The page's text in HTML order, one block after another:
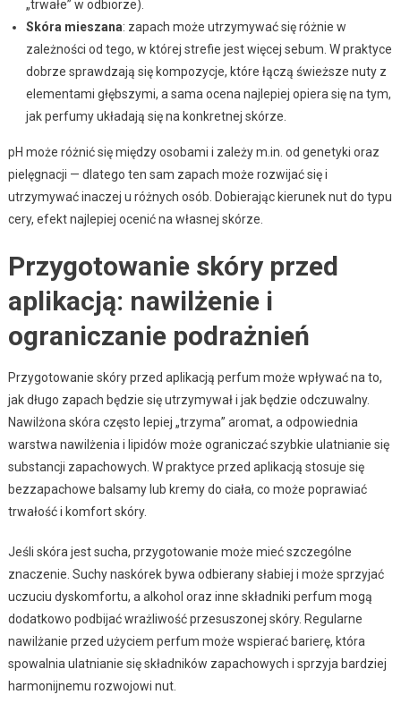
„trwałe” w odbiorze).
Skóra mieszana: zapach może utrzymywać się różnie w
zależności od tego, w której strefie jest więcej sebum. W praktyce
dobrze sprawdzają się kompozycje, które łączą świeższe nuty z
elementami głębszymi, a sama ocena najlepiej opiera się na tym,
jak perfumy układają się na konkretnej skórze.
pH może różnić się między osobami i zależy m.in. od genetyki oraz
pielęgnacji — dlatego ten sam zapach może rozwijać się i
utrzymywać inaczej u różnych osób. Dobierając kierunek nut do typu
cery, efekt najlepiej ocenić na własnej skórze.
Przygotowanie skóry przed
aplikacją: nawilżenie i
ograniczanie podrażnień
Przygotowanie skóry przed aplikacją perfum może wpływać na to,
jak długo zapach będzie się utrzymywał i jak będzie odczuwalny.
Nawilżona skóra często lepiej „trzyma” aromat, a odpowiednia
warstwa nawilżenia i lipidów może ograniczać szybkie ulatnianie się
substancji zapachowych. W praktyce przed aplikacją stosuje się
bezzapachowe balsamy lub kremy do ciała, co może poprawiać
trwałość i komfort skóry.
Jeśli skóra jest sucha, przygotowanie może mieć szczególne
znaczenie. Suchy naskórek bywa odbierany słabiej i może sprzyjać
uczuciu dyskomfortu, a alkohol oraz inne składniki perfum mogą
dodatkowo podbijać wrażliwość przesuszonej skóry. Regularne
nawilżanie przed użyciem perfum może wspierać barierę, która
spowalnia ulatnianie się składników zapachowych i sprzyja bardziej
harmonijnemu rozwojowi nut.